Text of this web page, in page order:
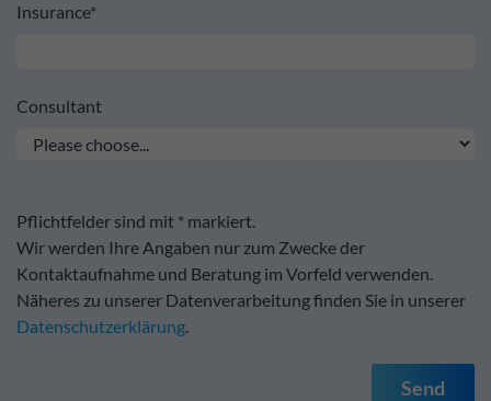
Insurance*
Consultant
Pflichtfelder sind mit * markiert.
Wir werden Ihre Angaben nur zum Zwecke der
Kontaktaufnahme und Beratung im Vorfeld verwenden.
Näheres zu unserer Datenverarbeitung finden Sie in unserer
Datenschutzerklärung.
Send